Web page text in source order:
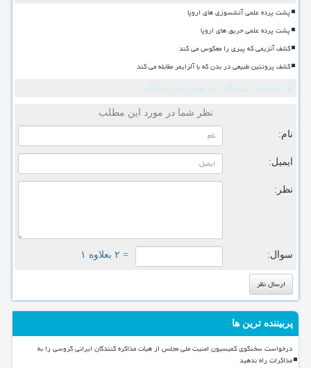
پشت پرده علمی آتشسوزی های اروپا
پشت پرده علمی حریق های اروپا
کشف آنزیمی که پیری را معکوس می کند
کشف پروتئین طبیعی در بدن که با آلزایمر مقابله می کند
نظرات بینندگان در مورد این مطلب
نظر شما در مورد این مطلب
نام:
ایمیل:
نظر:
سوال: = ۲ بعلاوه ۱
پربیننده ترین ها
درخواست سخنگوی کمیسیون امنیت ملی مجلس از هیأت مذاکره کنندگان ایرانی گروسی را به
مذاکرات راه ندهید